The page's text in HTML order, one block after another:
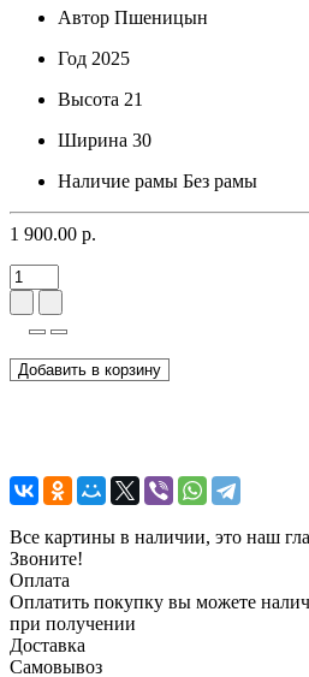
Автор Пшеницын
Год 2025
Высота 21
Ширина 30
Наличие рамы Без рамы
1 900.00 р.
Добавить в корзину
Все картины в наличии, это наш
Звоните!
Оплата
Оплатить покупку вы можете
при получении
Доставка
Самовывоз